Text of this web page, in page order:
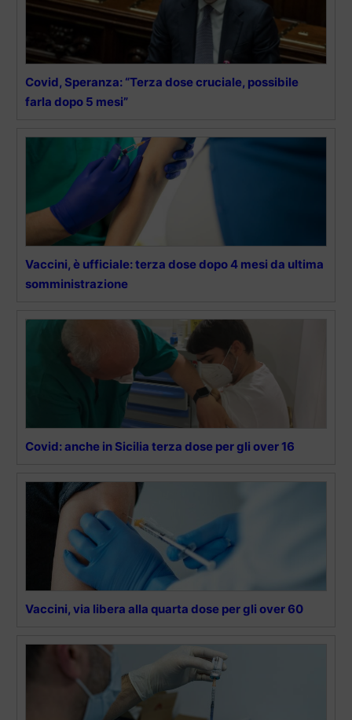
Covid, Speranza: “Terza dose cruciale, possibile
farla dopo 5 mesi”
Vaccini, è ufficiale: terza dose dopo 4 mesi da ultima
somministrazione
Covid: anche in Sicilia terza dose per gli over 16
Vaccini, via libera alla quarta dose per gli over 60